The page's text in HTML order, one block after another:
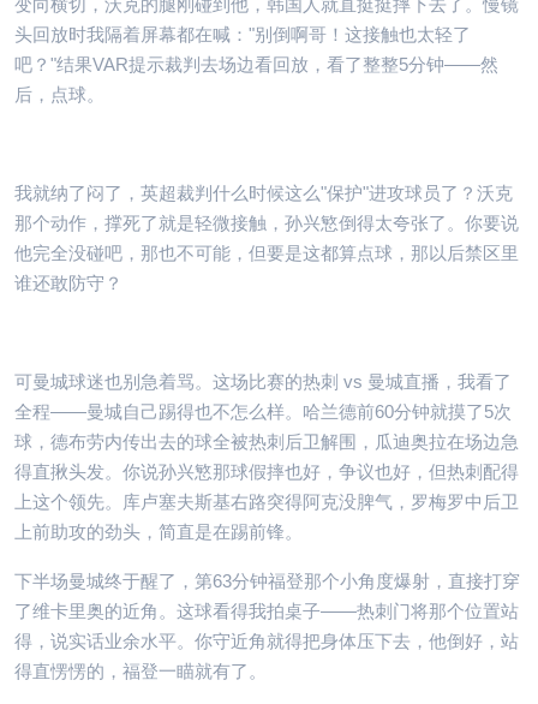
头回放时我隔着屏幕都在喊："别倒啊哥！这接触也太轻了
吧？"结果VAR提示裁判去场边看回放，看了整整5分钟——然
后，点球。
我就纳了闷了，英超裁判什么时候这么"保护"进攻球员了？沃克
那个动作，撑死了就是轻微接触，孙兴慜倒得太夸张了。你要说
他完全没碰吧，那也不可能，但要是这都算点球，那以后禁区里
谁还敢防守？
可曼城球迷也别急着骂。这场比赛的热刺 vs 曼城直播，我看了
全程——曼城自己踢得也不怎么样。哈兰德前60分钟就摸了5次
球，德布劳内传出去的球全被热刺后卫解围，瓜迪奥拉在场边急
得直揪头发。你说孙兴慜那球假摔也好，争议也好，但热刺配得
上这个领先。库卢塞夫斯基右路突得阿克没脾气，罗梅罗中后卫
上前助攻的劲头，简直是在踢前锋。
下半场曼城终于醒了，第63分钟福登那个小角度爆射，直接打穿
了维卡里奥的近角。这球看得我拍桌子——热刺门将那个位置站
得，说实话业余水平。你守近角就得把身体压下去，他倒好，站
得直愣愣的，福登一瞄就有了。